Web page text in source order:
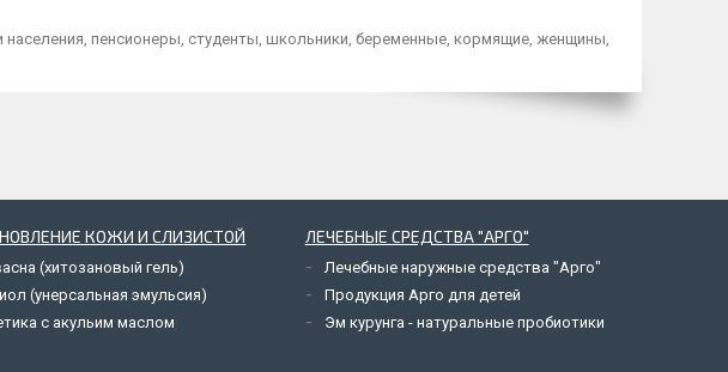
населения, пенсионеры, студенты, школьники, беременные, кормящие, женщины,
КОЖИ И СЛИЗИСТОЙ
(хитозановый гель)
(унерсальная эмульсия)
с акульим маслом
ЛЕЧЕБНЫЕ СРЕДСТВА "АРГО"
Лечебные наружные средства "Арго"
Продукция Арго для детей
Эм курунга - натуральные пробиотики